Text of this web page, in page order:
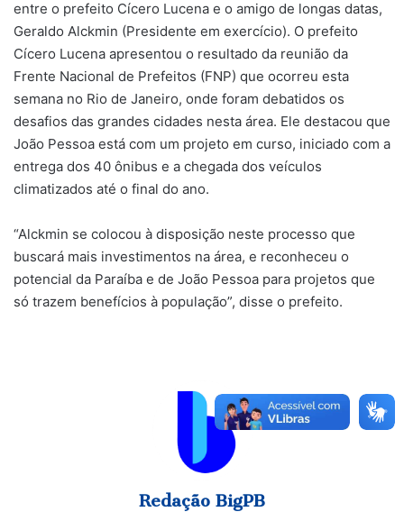
entre o prefeito Cícero Lucena e o amigo de longas datas,
Geraldo Alckmin (Presidente em exercício). O prefeito
Cícero Lucena apresentou o resultado da reunião da
Frente Nacional de Prefeitos (FNP) que ocorreu esta
semana no Rio de Janeiro, onde foram debatidos os
desafios das grandes cidades nesta área. Ele destacou que
João Pessoa está com um projeto em curso, iniciado com a
entrega dos 40 ônibus e a chegada dos veículos
climatizados até o final do ano.
“Alckmin se colocou à disposição neste processo que
buscará mais investimentos na área, e reconheceu o
potencial da Paraíba e de João Pessoa para projetos que
só trazem benefícios à população”, disse o prefeito.
Redação BigPB